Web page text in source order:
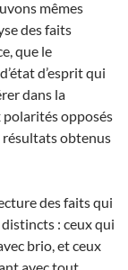
mêmes
des faits
que le
d’esprit qui
dans la
polarités opposés
résultats obtenus
des faits qui
: ceux qui
brio, et ceux
avec tout